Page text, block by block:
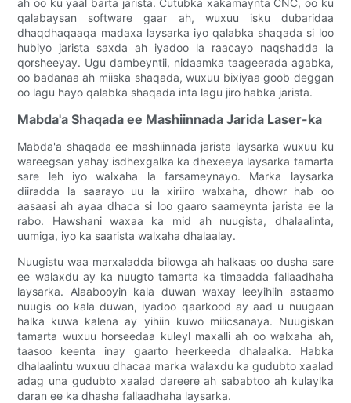
qalabaysan software gaar ah, wuxuu isku dubaridaa
dhaqdhaqaaqa madaxa laysarka iyo qalabka shaqada si loo
hubiyo jarista saxda ah iyadoo la raacayo naqshadda la
qorsheeyay. Ugu dambeyntii, nidaamka taageerada agabka,
oo badanaa ah miiska shaqada, wuxuu bixiyaa goob deggan
oo lagu hayo qalabka shaqada inta lagu jiro habka jarista.
Mabda'a Shaqada ee Mashiinnada Jarida Laser-ka
Mabda'a shaqada ee mashiinnada jarista laysarka wuxuu ku
wareegsan yahay isdhexgalka ka dhexeeya laysarka tamarta
sare leh iyo walxaha la farsameynayo. Marka laysarka
diiradda la saarayo uu la xiriiro walxaha, dhowr hab oo
aasaasi ah ayaa dhaca si loo gaaro saameynta jarista ee la
rabo. Hawshani waxaa ka mid ah nuugista, dhalaalinta,
uumiga, iyo ka saarista walxaha dhalaalay.
Nuugistu waa marxaladda bilowga ah halkaas oo dusha sare
ee walaxdu ay ka nuugto tamarta ka timaadda fallaadhaha
laysarka. Alaabooyin kala duwan waxay leeyihiin astaamo
nuugis oo kala duwan, iyadoo qaarkood ay aad u nuugaan
halka kuwa kalena ay yihiin kuwo milicsanaya. Nuugiskan
tamarta wuxuu horseedaa kuleyl maxalli ah oo walxaha ah,
taasoo keenta inay gaarto heerkeeda dhalaalka. Habka
dhalaalintu wuxuu dhacaa marka walaxdu ka gudubto xaalad
adag una gudubto xaalad dareere ah sababtoo ah kulaylka
daran ee ka dhasha fallaadhaha laysarka.